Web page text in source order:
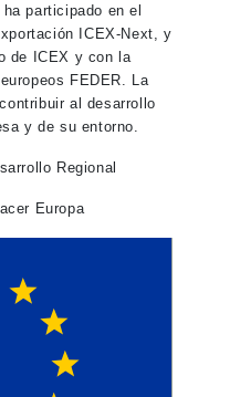
participado en el
ICEX-Next, y
de ICEX y con la
FEDER. La
al desarrollo
y de su entorno.
Regional
Europa